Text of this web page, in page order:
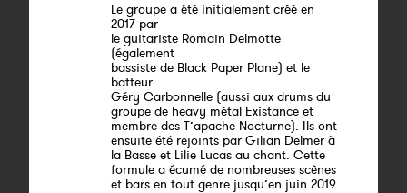
Le groupe a été initialement créé en
2017 par
le guitariste Romain Delmotte
(également
bassiste de Black Paper Plane) et le
batteur
Géry Carbonnelle (aussi aux drums du
groupe de heavy métal Existance et
membre des T’apache Nocturne). Ils ont
ensuite été rejoints par Gilian Delmer à
la Basse et Lilie Lucas au chant. Cette
formule a écumé de nombreuses scènes
et bars en tout genre jusqu’en juin 2019.